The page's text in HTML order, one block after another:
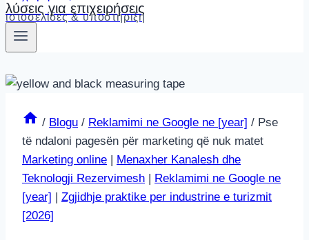
λύσεις για επιχειρήσεις
ιστοσελίδες & υποστήριξη
/ Blogu / Reklamimi ne Google ne [year] / Pse
të ndaloni pagesën për marketing që nuk matet
Marketing online
Menaxher Kanalesh dhe
Teknologji Rezervimesh
Reklamimi ne Google ne
[year]
Zgjidhje praktike per industrine e turizmit
[2026]